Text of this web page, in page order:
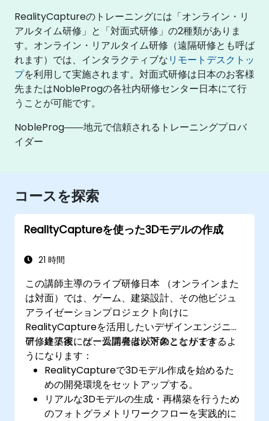
RealityCaptureのトレーニングには「オンライン・リ
アルタイム研修」と「対面式研修」の2種類がありま
す。オンライン・リアルタイム研修（遠隔研修とも呼ば
れます）では、インタラクティブなリモートデスクトッ
プを利用して実施されます。対面式研修は日本のお客様
先またはNobleProgの各社内研修センター日本にて行
うことが可能です。
NobleProg――地元で信頼されるトレーニングプロバ
イダー
コースを探索
RealityCaptureを使った3Dモデルの作成
21 時間
この講師主導のライブ研修日本 （オンラインまた
は対面）では、ゲーム、建築設計、その他ビジュ
アライゼーションプロジェクト向けに
RealityCaptureを活用したいデザインエンジニ
ア、建築家、ゲーム開発者が対象となります。
研修終了後には、受講者は以下のことができるよ
うになります：
RealityCaptureで3Dモデル作成を始めるた
めの開発環境をセットアップする。
リアルな3Dモデルの生成・再構築を行うため
のフォトグラメトリワークフローを実践的に